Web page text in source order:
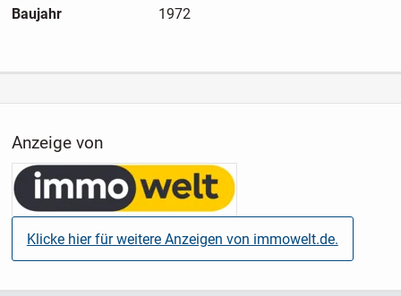
Baujahr 1972
Anzeige von
Klicke hier für weitere Anzeigen von immowelt.de.